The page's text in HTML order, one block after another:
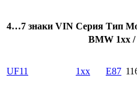
4…7 знаки VIN Серия Тип
BMW 1xx /
UF11
1xx E87